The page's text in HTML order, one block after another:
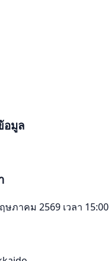
อมูล
ภาคม 2569 เวลา 15:00